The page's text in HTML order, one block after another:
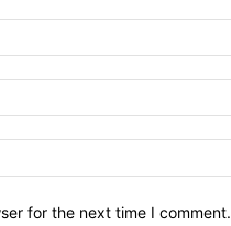
for the next time I comment.